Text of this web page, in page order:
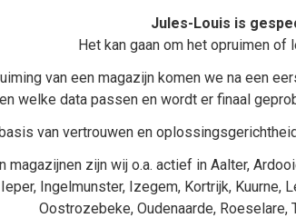
Jules-Louis is
Het kan gaan om het opruimen of
van een magazijn komen we na een
welke data passen en wordt er finaal
van vertrouwen en
magazijnen zijn wij o.a. actief in Aalter,
Ieper, Ingelmunster, Izegem, Kortrijk, Kuurne,
Oostrozebeke, Oudenaarde, Roeselare,